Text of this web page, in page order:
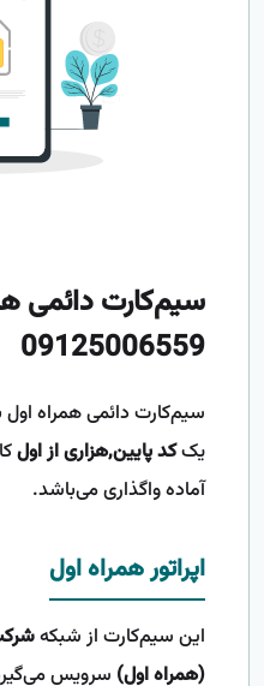
سیم‌کارت دائمی
09125006559
سیم‌کارت دائمی همراه اول
یککد پایین,هزاری از اول
آماده واگذاری می‌باشد.
اپراتور همراه اول
این سیم‌کارت از شبکه
(همراه اول)